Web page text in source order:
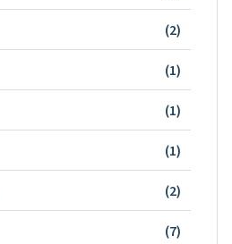
(2)
(1)
(1)
(1)
(2)
(7)